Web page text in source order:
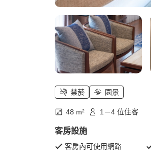
禁菸 園景
48 m² 1－4 位住客
客房設施
客房內可使用網路